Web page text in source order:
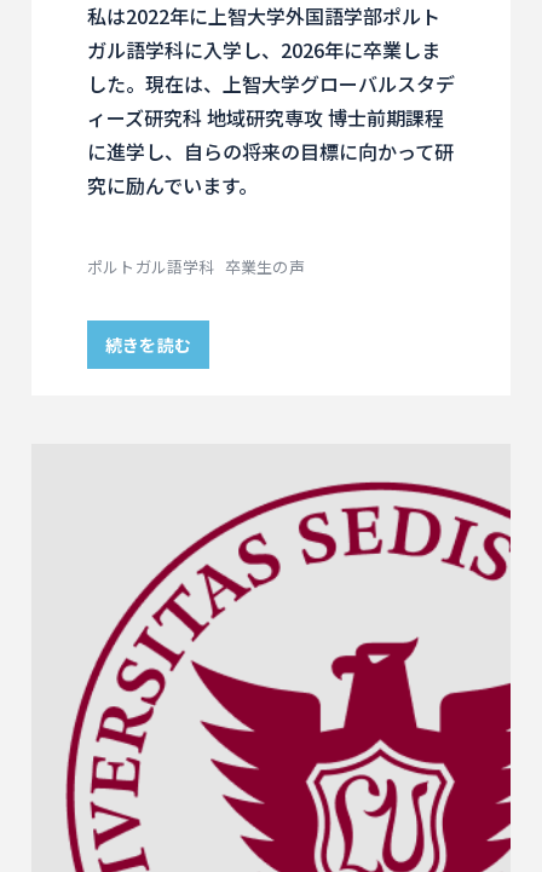
私は2022年に上智大学外国語学部ポルト
ガル語学科に入学し、2026年に卒業しま
した。現在は、上智大学グローバルスタデ
ィーズ研究科 地域研究専攻 博士前期課程
に進学し、自らの将来の目標に向かって研
究に励んでいます。
ポルトガル語学科 卒業生の声
続きを読む